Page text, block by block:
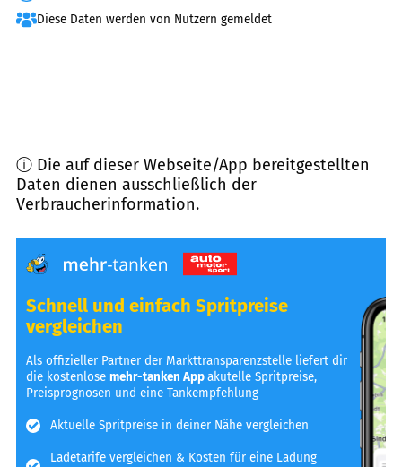
Diese Daten werden von Nutzern gemeldet
ⓘ Die auf dieser Webseite/App bereitgestellten
Daten dienen ausschließlich der
Verbraucherinformation.
Schnell und einfach Spritpreise
vergleichen
Als offizieller Partner der Markttransparenzstelle liefert dir
die kostenlosemehr-tanken Appakutelle Spritpreise,
Preisprognosen und eine Tankempfehlung
Aktuelle Spritpreise in deiner Nähe vergleichen
Ladetarife vergleichen & Kosten für eine Ladung